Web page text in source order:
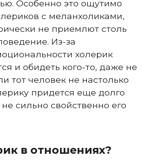
Особенно это ощутимо
с меланхоликами,
не приемлют столь
Из-за
холерик
и обидеть кого-то, даже не
тот человек не настолько
придется еще долго
не сильно свойственно его
в отношениях?